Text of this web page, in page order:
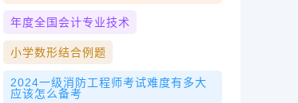
年度全国会计专业技术
小学数形结合例题
2024一级消防工程师考试难度有多大
应该怎么备考